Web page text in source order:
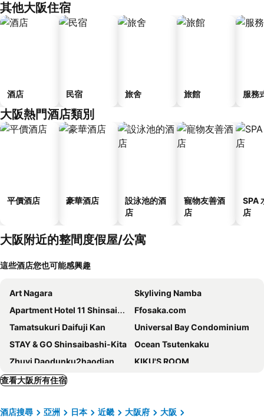
其他大阪住宿
酒店 民宿 旅舍 旅館 服務
大阪熱門酒店類別
平價酒店 豪華酒店
設泳池的酒
店
寵物友善酒
店
SPA
店
大阪附近的整間度假屋/公寓
這些酒店您也可能感興趣
Art Nagara
Skyliving Namba
Apartment Hotel 11 Shinsaibashi II
Ffosaka.com
Tamatsukuri Daifuji Kan
Universal Bay Condominium
STAY & GO Shinsaibashi-Kita
Ocean Tsutenkaku
Zhuyi Daodunku2haodian
KIKU'S ROOM
Hotel LEGALIE Osaka Shinsaibashi East
FDS Serene
Replace Namba Osaka
查看大阪所有住宿
酒店搜尋 亞洲 日本 近畿 大阪府
大阪